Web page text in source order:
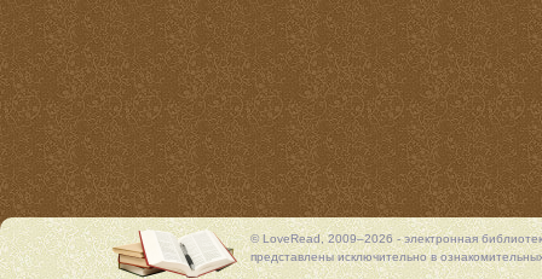
© LoveRead, 2009–2026 - электронная
представлены исключительно в